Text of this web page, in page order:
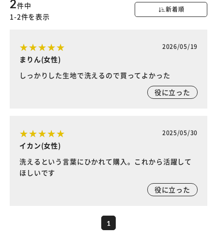
新着順
2件中
1-2件を表示
2026/05/19
まりん(女性)
しっかりした生地で洗えるので買ってよかった
役に立った
2025/05/30
イカン(女性)
洗えるという言葉にひかれて購入。これから活躍して
ほしいです
役に立った
1